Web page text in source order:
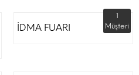
İDMA FUARI
1
Müşteri